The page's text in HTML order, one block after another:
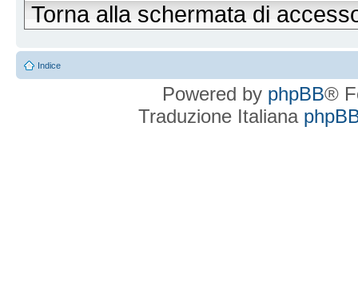
Torna alla schermata di
Indice
Powered by phpBB®
Traduzione Italiana